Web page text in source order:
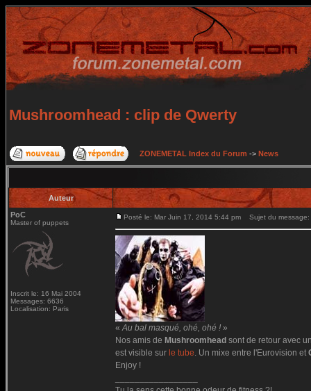
Mushroomhead : clip de Qwerty
ZONEMETAL Index du Forum -> News
Auteur
PoC
Master of puppets
Inscrit le: 16 Mai 2004
Messages: 6636
Localisation: Paris
Posté le: Mar Juin 17, 2014 5:44 pm Sujet du message:
«Au bal masqué, ohé, ohé ! »
Nos amis de Mushroomhead sont de retour avec
est visible sur le tube. Un mixe entre l'Eurovision et
Enjoy !